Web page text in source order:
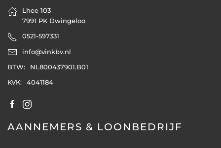
Lhee 103
7991 PK Dwingeloo
0521-597331
info@vinkbv.nl
BTW:
NL800437901.B01
KVK:
4041184
AANNEMERS & LOONBEDRIJF